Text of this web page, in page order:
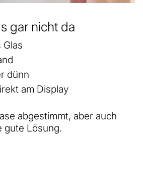
gar nicht da
Glas
dünn
am Display
abgestimmt, aber auch
gute Lösung.